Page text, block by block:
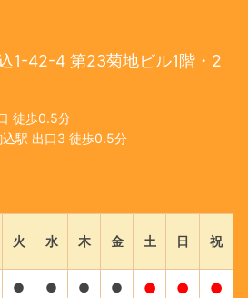
1-42-4 第23菊地ビル1階・2
徒歩0.5分
駅 出口3 徒歩0.5分
火 水 木 金 土 日 祝
● ● ● ● ● ● ●